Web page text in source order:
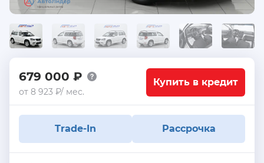
679 000 ₽
от 8 923 ₽/ мес.
Купить в кредит
Trade-In Рассрочка